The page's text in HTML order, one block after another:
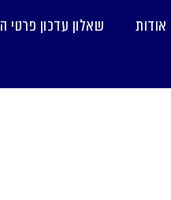
אודות שאלון עדכון פרטי